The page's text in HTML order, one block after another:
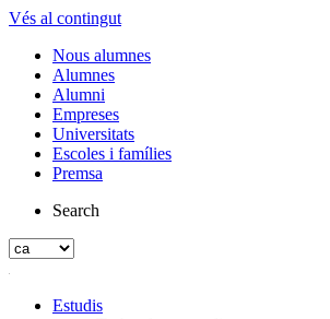
Vés al contingut
Nous alumnes
Alumnes
Alumni
Empreses
Universitats
Escoles i famílies
Premsa
Search
Estudis